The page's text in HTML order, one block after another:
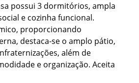
possui 3 dormitórios, ampla
e cozinha funcional.
proporcionando
destaca-se o amplo pátio,
além de
e organização. Aceita